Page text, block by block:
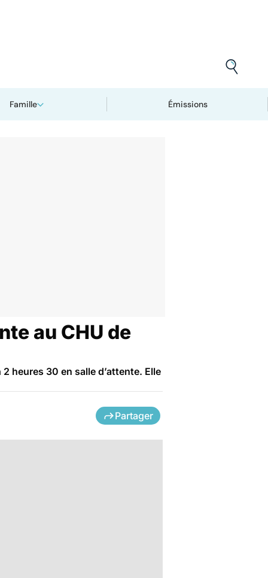
Famille Émissions
au CHU de
heures 30 en salle d’attente. Elle
Partager